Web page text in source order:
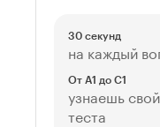
30 секунд
на каждый
От A1 до C1
узнаешь
теста